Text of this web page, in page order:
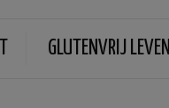
GLUTENVRIJ LEVEN